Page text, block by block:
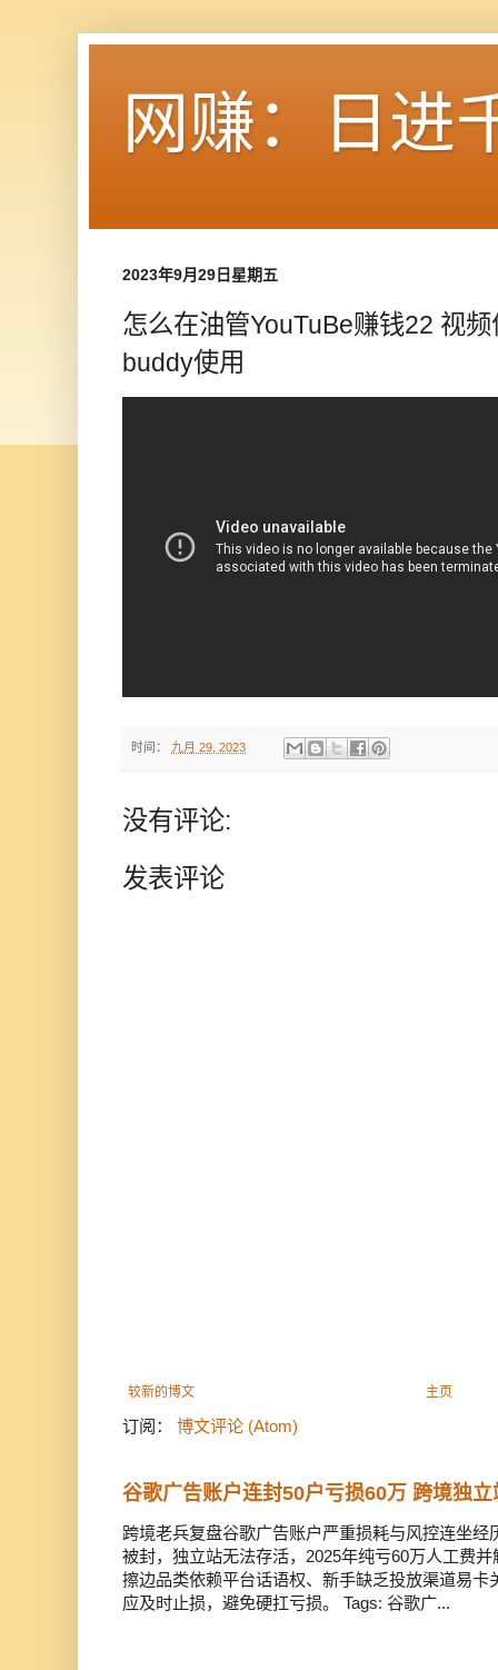
网赚：日进
2023年9月29日星期五
怎么在油管YouTuBe赚钱22 视
buddy使用
时间： 九月 29, 2023
没有评论:
发表评论
较新的博文 主页
订阅： 博文评论 (Atom)
谷歌广告账户连封50户亏损60万 跨境独
跨境老兵复盘谷歌广告账户严重损耗与风控连坐
被封，独立站无法存活，2025年纯亏60万人工费
擦边品类依赖平台话语权、新手缺乏投放渠道易
应及时止损，避免硬扛亏损。 Tags: 谷歌广...